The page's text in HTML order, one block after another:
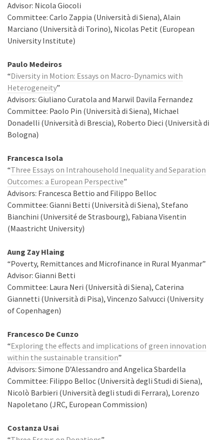
Advisor: Nicola Giocoli
Committee: Carlo Zappia (Università di Siena), Alain
Marciano (Università di Torino), Nicolas Petit (European
University Institute)
Paulo Medeiros
“Diversity in Motion: Essays on Macro-Dynamics with
Heterogeneity”
Advisors: Giuliano Curatola and Marwil Davila Fernandez
Committee: Paolo Pin (Università di Siena), Michael
Donadelli (Università di Brescia), Roberto Dieci (Università di
Bologna)
Francesca Isola
“Three Essays on Intrahousehold Inequality and Separation
Outcomes: a European Perspective”
Advisors: Francesca Bettio and Filippo Belloc
Committee: Gianni Betti (Università di Siena), Stefano
Bianchini (Université de Strasbourg), Fabiana Visentin
(Maastricht University)
Aung Zay Hlaing
“Poverty, Remittances and Microfinance in Rural Myanmar”
Advisor: Gianni Betti
Committee: Laura Neri (Università di Siena), Caterina
Giannetti (Università di Pisa), Vincenzo Salvucci (University
of Copenhagen)
Francesco De Cunzo
“Exploring the effects and implications of green innovation
within the sustainable transition”
Advisors: Simone D’Alessandro and Angelica Sbardella
Committee: Filippo Belloc (Università degli Studi di Siena),
Nicolò Barbieri (Università degli studi di Ferrara), Lorenzo
Napoletano (JRC, European Commission)
Costanza Usai